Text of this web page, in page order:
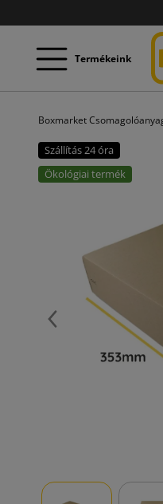
Termékeink
Boxmarket
Szállítás 24 óra
Ökológiai termék
Előző